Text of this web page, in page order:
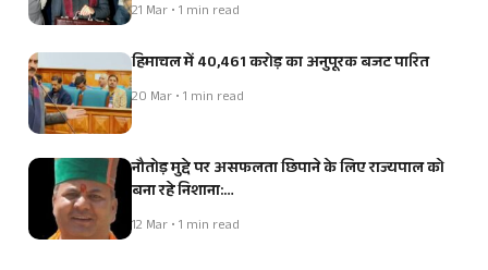
21 Mar • 1 min read
हिमाचल में 40,461 करोड़ का अनुपूरक बजट पारित
20 Mar • 1 min read
नौतोड़ मुद्दे पर असफलता छिपाने के लिए राज्यपाल को
बना रहे निशाना:…
12 Mar • 1 min read